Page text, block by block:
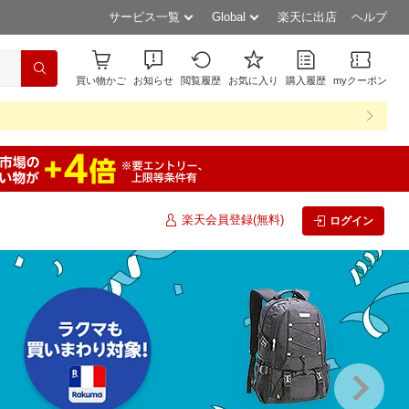
サービス一覧 Global 楽天に出店 ヘルプ
買い物かご お知らせ 閲覧履歴 お気に入り 購入履歴 myクーポン
楽天会員登録(無料) ログイン